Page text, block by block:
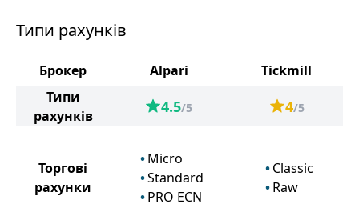
Типи рахунків
Брокер Alpari
Tickmill
Типи
рахунків
4.5/5 4/5
Торгові
рахунки
Micro
Standard
PRO ECN
Classic
Raw